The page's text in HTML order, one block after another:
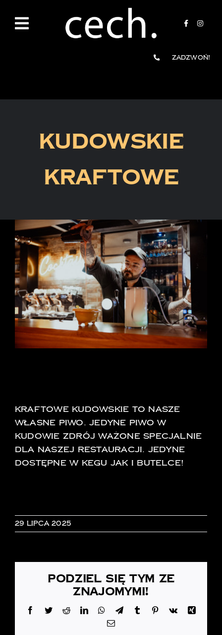
zawartości
Zadzwoń!
KUDOWSKIE
KRAFTOWE
Pokaż
większy
obrazek
KRAFTOWE KUDOWSKIE TO NASZe
własne piwo. Jedyne piwo w
Kudowie zdrój ważone specjalnie
dla naszej restauracji. jedyne
dostępne w kegu jak i butelce!
29 lipca 2025
Podziel się tym ze
znajomymi!
Facebook
TwitterRedditLinkedInWhatsApp
TelegramTumblr Pinterest
Vk
Xing
Email